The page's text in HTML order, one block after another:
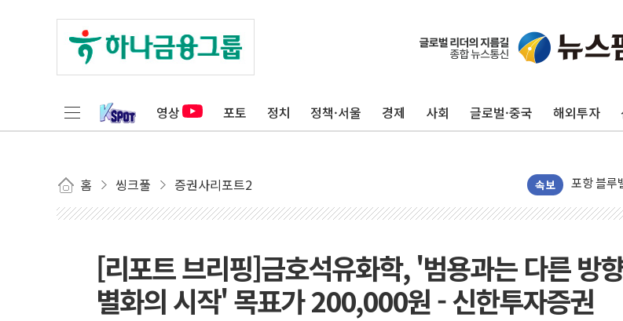
영상 포토 정치 정책·서울 경제 사회 글로벌·중국 해외투자
홈 씽크풀 증권사리포트2 속보
평택 진위
상주 낙동
[종합] 김
인천서
김민석,
[속보] 민
[리포트 브리핑]금호석유화학, '범용과는 다른 방
별화의 시작' 목표가 200,000원 - 신한투자증권